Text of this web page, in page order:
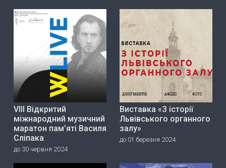
VIII Відкритий
міжнародний музичний
маратон пам’яті Василя
Сліпака
до 30 червня 2024
Виставка «З історії
Львівського органного
залу»
до 01 березня 2024